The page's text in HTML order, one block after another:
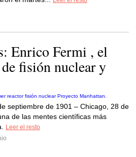
Enrico Fermi , el
fisión nuclear y
septiembre de 1901 – Chicago, 28 de
de las mentes científicas más
Leer el resto